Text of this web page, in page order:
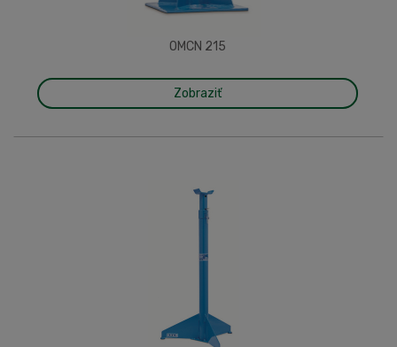
OMCN 215
Zobraziť